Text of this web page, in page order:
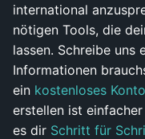
international
nötigen Tools, die
lassen. Schreibe uns
Informationen
ein kostenloses Konto
erstellen ist
es dir Schritt für